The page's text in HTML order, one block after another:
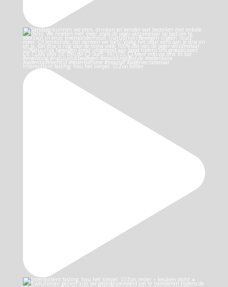
Intermittent fasting: hou het simpel: 👉🏻Zon onder